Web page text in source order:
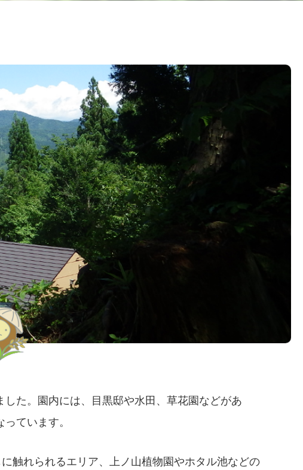
した。園内には、目黒邸や水田、草花園などがあ
ています。
触れられるエリア、上ノ山植物園やホタル池などの